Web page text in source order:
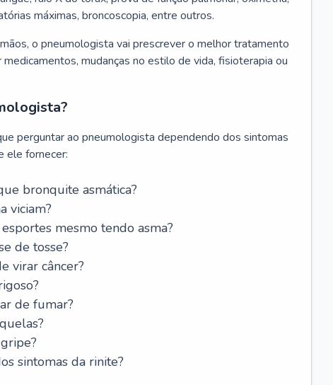
máximas, broncoscopia, entre outros.
o pneumologista vai prescrever o melhor tratamento
mudanças no estilo de vida, fisioterapia ou
perguntar ao pneumologista dependendo dos sintomas
ele fornecer:
bronquite asmática?
viciam?
mesmo tendo asma?
de tosse?
virar câncer?
de fumar?
sintomas da rinite?